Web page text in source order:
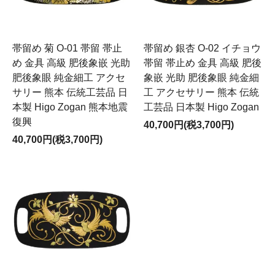
帯留め 菊 O-01 帯留 帯止
め 金具 高級 肥後象嵌 光助
肥後象眼 純金細工 アクセ
サリー 熊本 伝統工芸品 日
本製 Higo Zogan 熊本地震
復興
40,700円(税3,700円)
帯留め 銀杏 O-02 イチョウ
帯留 帯止め 金具 高級 肥後
象嵌 光助 肥後象眼 純金細
工 アクセサリー 熊本 伝統
工芸品 日本製 Higo Zogan
40,700円(税3,700円)